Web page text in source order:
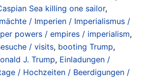
Sea killing one sailor,
/ Imperien / Imperialismus /
powers / empires / imperialism,
/ visits, booting Trump,
J. Trump, Einladungen /
/ Hochzeiten / Beerdigungen /